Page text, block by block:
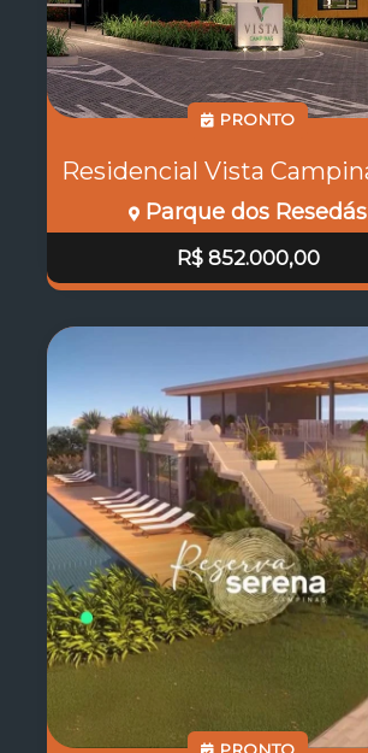
PRONTO
Parque dos Resedás
R$ 852.000,00